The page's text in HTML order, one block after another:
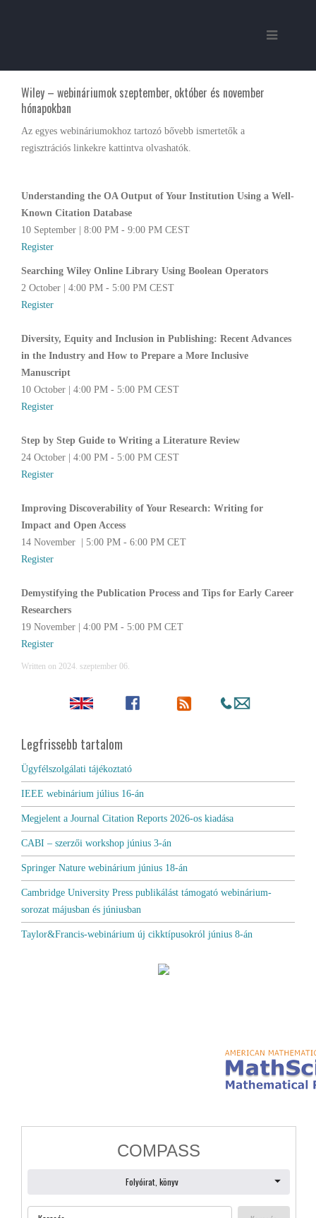
Wiley – webináriumok szeptember, október és november
hónapokban
Az egyes webináriumokhoz tartozó bővebb ismertetők a
regisztrációs linkekre kattintva olvashatók.
Understanding the OA Output of Your Institution Using a Well-
Known Citation Database
10 September | 8:00 PM - 9:00 PM CEST
Register
Searching Wiley Online Library Using Boolean Operators
2 October | 4:00 PM - 5:00 PM CEST
Register
Diversity, Equity and Inclusion in Publishing: Recent Advances
in the Industry and How to Prepare a More Inclusive
Manuscript
10 October | 4:00 PM - 5:00 PM CEST
Register
Step by Step Guide to Writing a Literature Review
24 October | 4:00 PM - 5:00 PM CEST
Register
Improving Discoverability of Your Research: Writing for
Impact and Open Access
14 November | 5:00 PM - 6:00 PM CET
Register
Demystifying the Publication Process and Tips for Early Career
Researchers
19 November | 4:00 PM - 5:00 PM CET
Register
Written on 2024. szeptember 06.
Legfrissebb tartalom
Ügyfélszolgálati tájékoztató
IEEE webinárium július 16-án
Megjelent a Journal Citation Reports 2026-os kiadása
CABI – szerzői workshop június 3-án
Springer Nature webinárium június 18-án
Cambridge University Press publikálást támogató webinárium-
sorozat májusban és júniusban
Taylor&Francis-webinárium új cikktípusokról június 8-án